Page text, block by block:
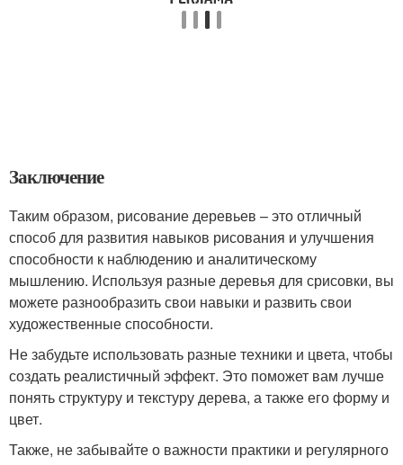
Заключение
Таким образом, рисование деревьев – это отличный
способ для развития навыков рисования и улучшения
способности к наблюдению и аналитическому
мышлению. Используя разные деревья для срисовки, вы
можете разнообразить свои навыки и развить свои
художественные способности.
Не забудьте использовать разные техники и цвета, чтобы
создать реалистичный эффект. Это поможет вам лучше
понять структуру и текстуру дерева, а также его форму и
цвет.
Также, не забывайте о важности практики и регулярного